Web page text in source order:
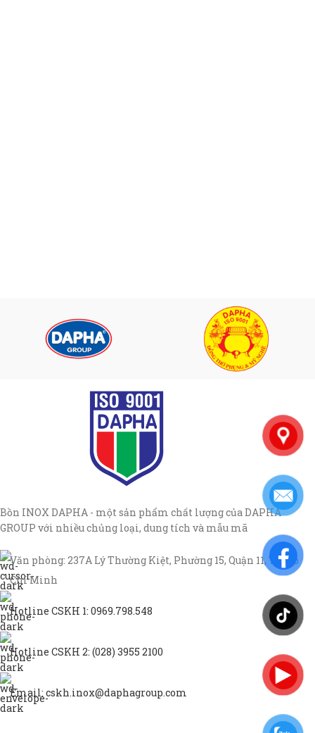
Bồn INOX DAPHA - một sản phẩm chất lượng của DAPHA
GROUP với nhiều chủng loại, dung tích và mẫu mã
Văn phòng: 237A Lý Thường Kiệt, Phường 15, Quận 11, TP Hồ
Chí Minh
Hotline CSKH 1: 0969.798.548
Hotline CSKH 2: (028) 3955 2100
Email: cskh.inox@daphagroup.com